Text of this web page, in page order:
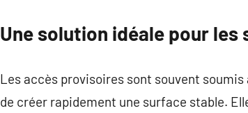
Une solution idéale pour
Les accès provisoires sont souvent
de créer rapidement une surface stable.